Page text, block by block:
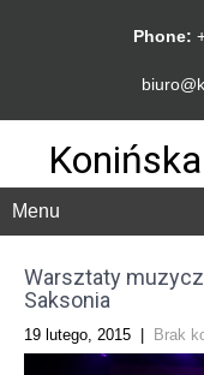
Phone:
Menu
Warsztaty
Saksonia
19 lutego, 2015 Brak